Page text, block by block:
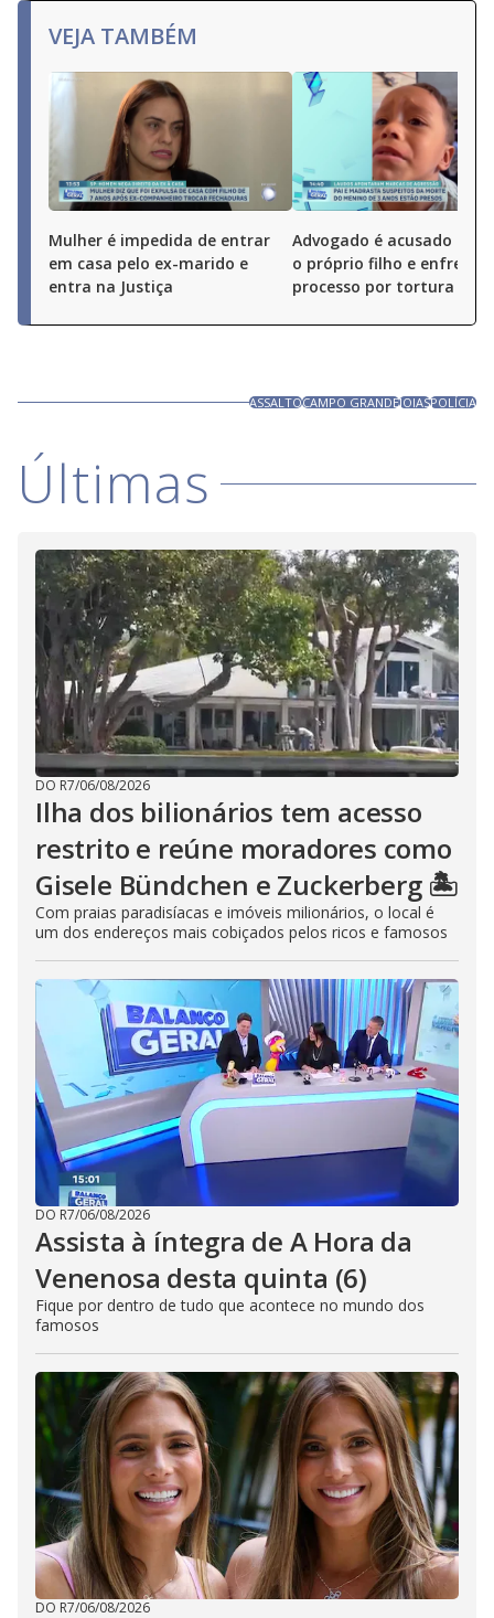
VEJA TAMBÉM
Mulher é impedida de entrar
em casa pelo ex-marido e
entra na Justiça
Advogado é acusado de
o próprio filho e enfrenta
processo por tortura
ASSALTOCAMPO GRANDEJOIASPOLÍCIA
Últimas
DO R7/06/08/2026
Ilha dos bilionários tem acesso
restrito e reúne moradores como
Gisele Bündchen e Zuckerberg 🏝️
Com praias paradisíacas e imóveis milionários, o local é
um dos endereços mais cobiçados pelos ricos e famosos
DO R7/06/08/2026
Assista à íntegra de A Hora da
Venenosa desta quinta (6)
Fique por dentro de tudo que acontece no mundo dos
famosos
DO R7/06/08/2026